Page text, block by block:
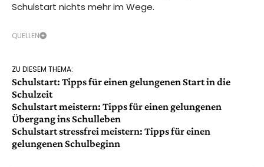
Schulstart nichts mehr im Wege.
QUELLEN
ZU DIESEM THEMA:
Schulstart: Tipps für einen gelungenen Start in die
Schulzeit
Schulstart meistern: Tipps für einen gelungenen
Übergang ins Schulleben
Schulstart stressfrei meistern: Tipps für einen
gelungenen Schulbeginn